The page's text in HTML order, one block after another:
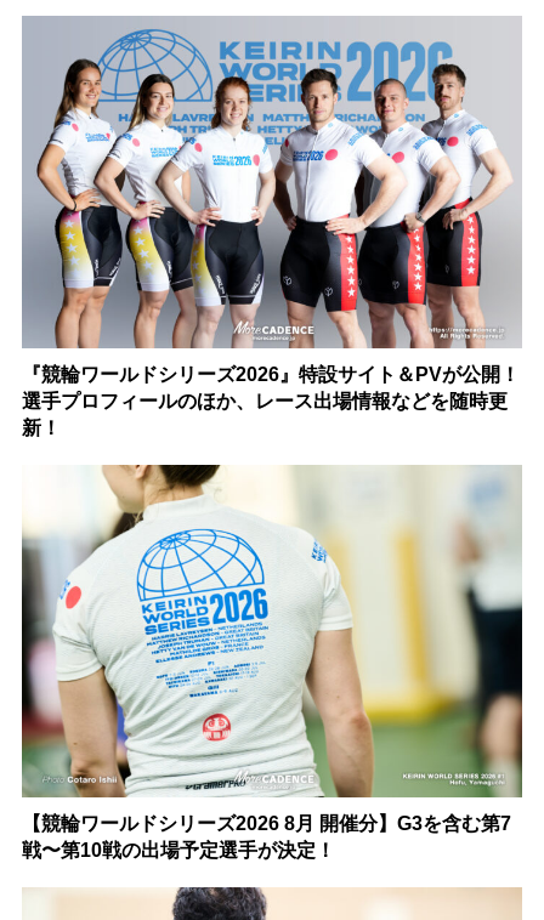
『競輪ワールドシリーズ2026』特設サイト＆PVが公開！
選手プロフィールのほか、レース出場情報などを随時更
新！
【競輪ワールドシリーズ2026 8月 開催分】G3を含む第7
戦〜第10戦の出場予定選手が決定！